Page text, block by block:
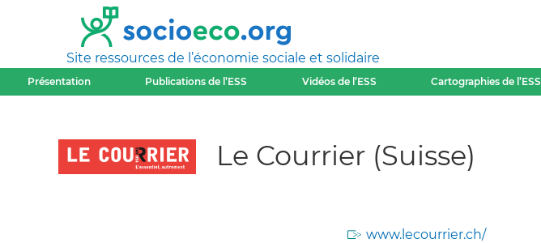
Site ressources de l’économie sociale et solidaire
Présentation Publications de l’ESS Vidéos de l’ESS Cartographies de l’ESS
Le Courrier (Suisse)
www.lecourrier.ch/